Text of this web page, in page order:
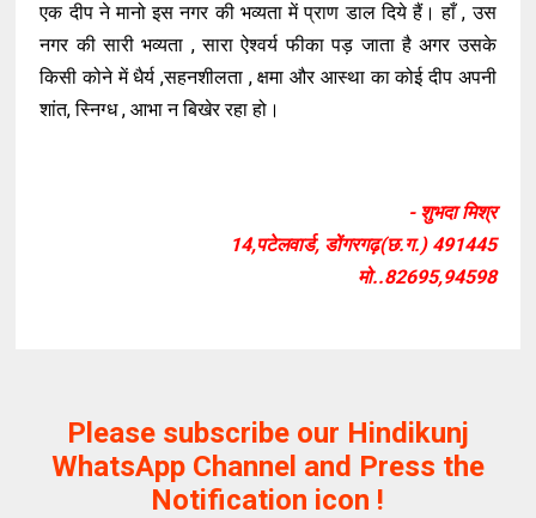
एक दीप ने मानो इस नगर की भव्यता में प्राण डाल दिये हैं। हाँ , उस
नगर की सारी भव्यता , सारा ऐश्वर्य फीका पड़ जाता है अगर उसके
किसी कोने में धैर्य ,सहनशीलता , क्षमा और आस्था का कोई दीप अपनी
शांत, स्निग्ध , आभा न बिखेर रहा हो।
- शुभदा मिश्र
14,पटेलवार्ड, डोंगरगढ़(छ.ग.) 491445
मो..82695,94598
Please subscribe our Hindikunj
WhatsApp Channel and Press the
Notification icon !